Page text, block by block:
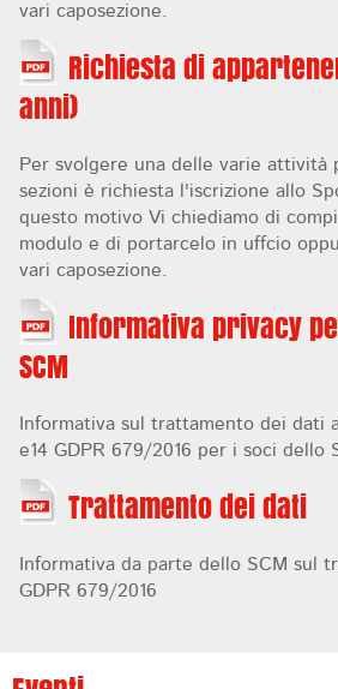
vari caposezione.
Richiesta di
anni)
Per svolgere una delle varie attività
sezioni è richiesta l'iscrizione allo
questo motivo Vi chiediamo di
modulo e di portarcelo in uffcio
vari caposezione.
Informativa privacy
SCM
Informativa sul trattamento dei dati
e14 GDPR 679/2016 per i soci dello
Trattamento dei dati
Informativa da parte dello SCM sul
GDPR 679/2016